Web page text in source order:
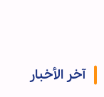
آخر الأخبار